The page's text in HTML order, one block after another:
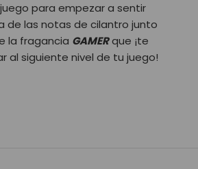
juego para empezar a sentir
de las notas de cilantro junto
la fragancia GAMERque ¡te
al siguiente nivel de tu juego!